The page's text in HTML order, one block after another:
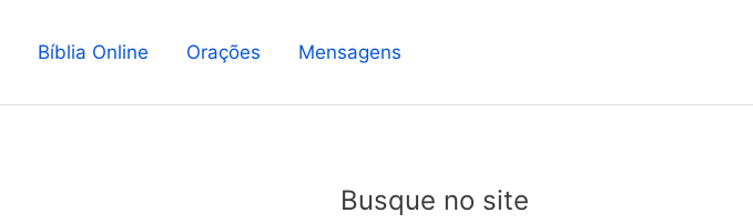
Bíblia Online Orações Mensagens
Busque no site